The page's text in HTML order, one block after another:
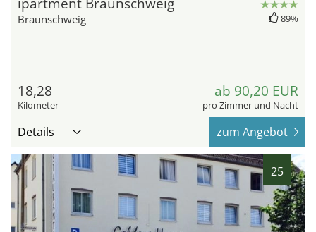
Braunschweig 89%
18,28
Kilometer
ab 90,20 EUR
pro Zimmer und Nacht
Details zum Angebot
25